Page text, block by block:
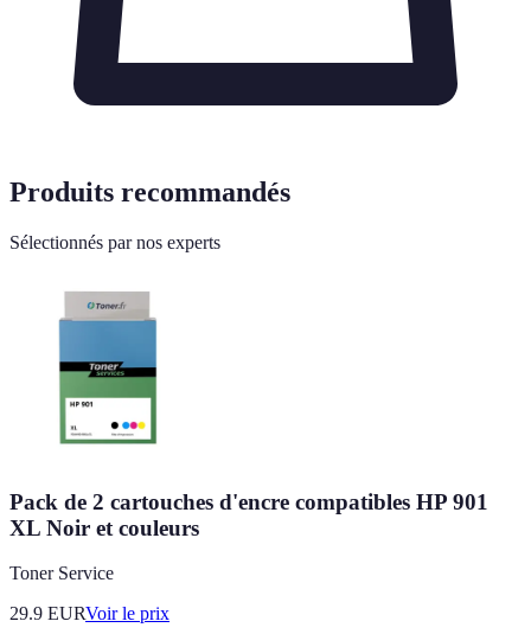
Produits recommandés
Sélectionnés par nos experts
Pack de 2 cartouches d'encre compatibles HP 901
XL Noir et couleurs
Toner Service
29.9 EURVoir le prix